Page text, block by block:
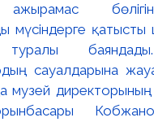
ажырамас
мүсіндерге
туралы
сауалдарына
музей